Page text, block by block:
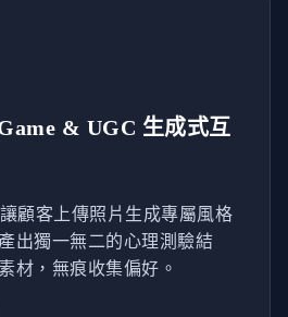
& UGC 生成式互
顧客上傳照片生成專屬風格
出獨一無二的心理測驗結
材，無痕收集偏好。